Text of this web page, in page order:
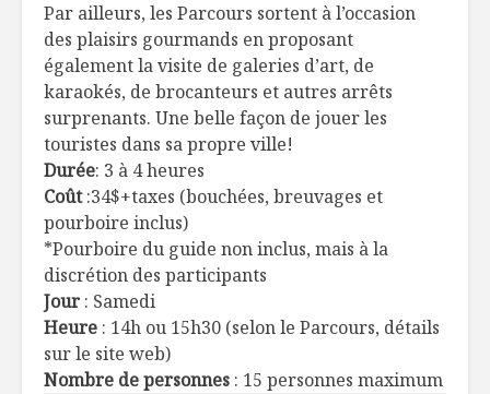
Par ailleurs, les Parcours sortent à l’occasion
des plaisirs gourmands en proposant
également la visite de galeries d’art, de
karaokés, de brocanteurs et autres arrêts
surprenants. Une belle façon de jouer les
touristes dans sa propre ville!
Durée: 3 à 4 heures
Coût:34$+taxes (bouchées, breuvages et
pourboire inclus)
*Pourboire du guide non inclus, mais à la
discrétion des participants
Jour : Samedi
Heure : 14h ou 15h30 (selon le Parcours, détails
sur le site web)
Nombre de personnes : 15 personnes maximum